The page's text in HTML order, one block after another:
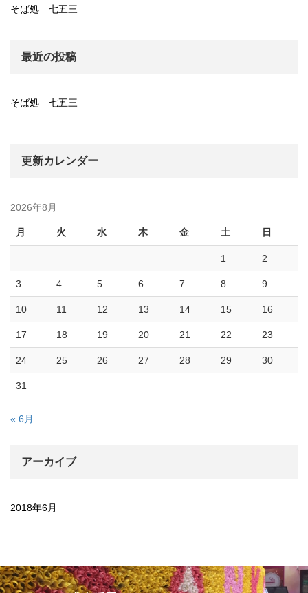
そば処 七五三
最近の投稿
そば処 七五三
更新カレンダー
2026年8月
月 火 水 木 金 土 日
1 2
3 4 5 6 7 8 9
10 11 12 13 14 15 16
17 18 19 20 21 22 23
24 25 26 27 28 29 30
31
« 6月
アーカイブ
2018年6月